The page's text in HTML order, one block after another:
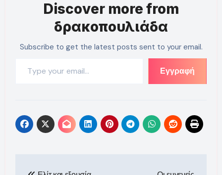
Discover more from
δρακοπουλιάδα
Subscribe to get the latest posts sent to your email.
Εγγραφή